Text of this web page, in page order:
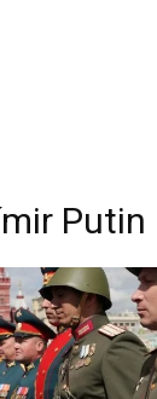
Putin